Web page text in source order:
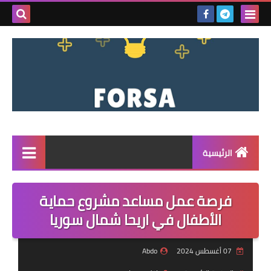
بحث
الرئيسية
القائمة
مناقصات
فرص عمل داخل سوريا
فرصة عمل مساعد مشروع حماية
الأطفال في اريحا شمال سوريا
Abdo